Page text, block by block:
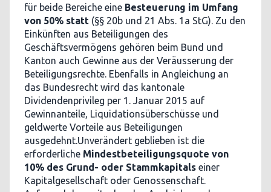
für beide Bereiche eine Besteuerung im Umfang
von 50% statt (§§ 20b und 21 Abs. 1a StG). Zu den
Einkünften aus Beteiligungen des
Geschäftsvermögens gehören beim Bund und
Kanton auch Gewinne aus der Veräusserung der
Beteiligungsrechte. Ebenfalls in Angleichung an
das Bundesrecht wird das kantonale
Dividendenprivileg per 1. Januar 2015 auf
Gewinnanteile, Liquidationsüberschüsse und
geldwerte Vorteile aus Beteiligungen
ausgedehnt.Unverändert geblieben ist die
erforderliche Mindestbeteiligungsquote von
10% des Grund- oder Stammkapitals einer
Kapitalgesellschaft oder Genossenschaft.